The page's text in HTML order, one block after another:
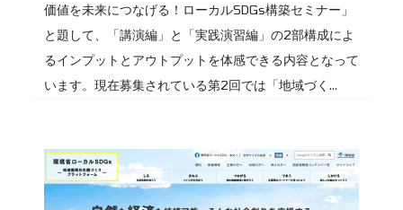
価値を未来につなげる！ローカルSDGs構築セミナー」
と題して、「講演編」と「実践演習編」の2部構成によ
るインプットとアウトプットを体感できる内容となって
います。現在募集されている第2回では「地域づく...